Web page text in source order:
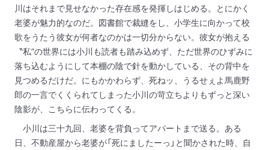
川はそれまで見せなかった存在感を発揮しはじめる。とにかく
老婆が魅力的なのだ。図書館で裁縫をし、小学生に向かって校
歌をうたう彼女が何者なのかは一切分からない。彼女が抱える
〝私”の世界には小川も読者も踏み込めず、ただ世界のひずみに
落ち込むようにして本棚の陰で針を動かしている、その背中を
見つめるだけだ。にもかかわらず、死ねッ、うるせぇよ馬鹿野
郎の一言でくくられてしまった小川の苛立ちよりもずっと深い
陰影が、こちらに伝わってくる。
小川は三十九回、老婆を背負ってアパートまで送る。ある
日、不動産屋から老婆が「死にましたーっ」と聞かされた時、自